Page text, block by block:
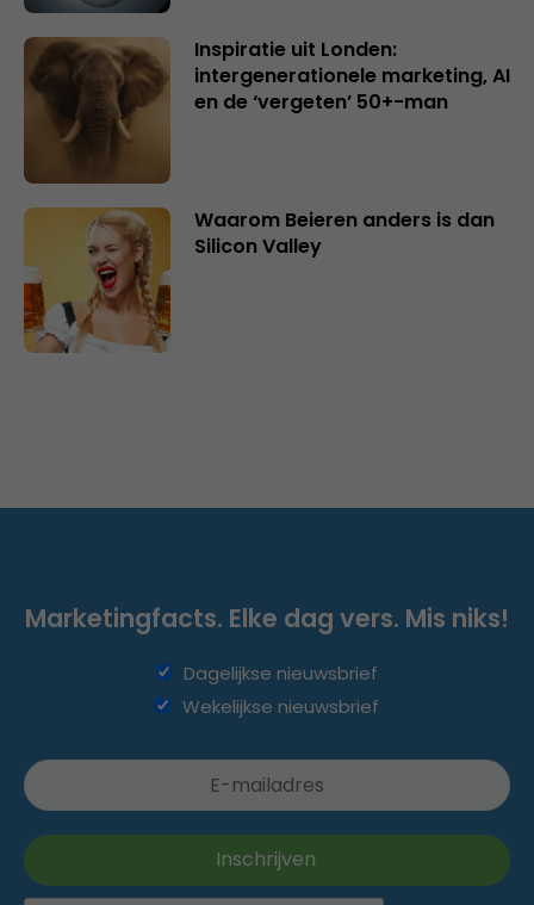
Inspiratie uit Londen:
intergenerationele marketing, AI
en de ‘vergeten’ 50+-man
Waarom Beieren anders is dan
Silicon Valley
Marketingfacts. Elke dag vers. Mis niks!
Dagelijkse nieuwsbrief
Wekelijkse nieuwsbrief